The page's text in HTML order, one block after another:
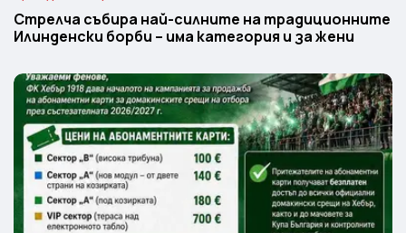
Стрелча събира най-силните на традиционните
Илинденски борби – има категория и за жени